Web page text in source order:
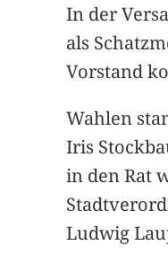
In der
als
Vorstand
Wahlen
Iris
in den Rat
Ludwig